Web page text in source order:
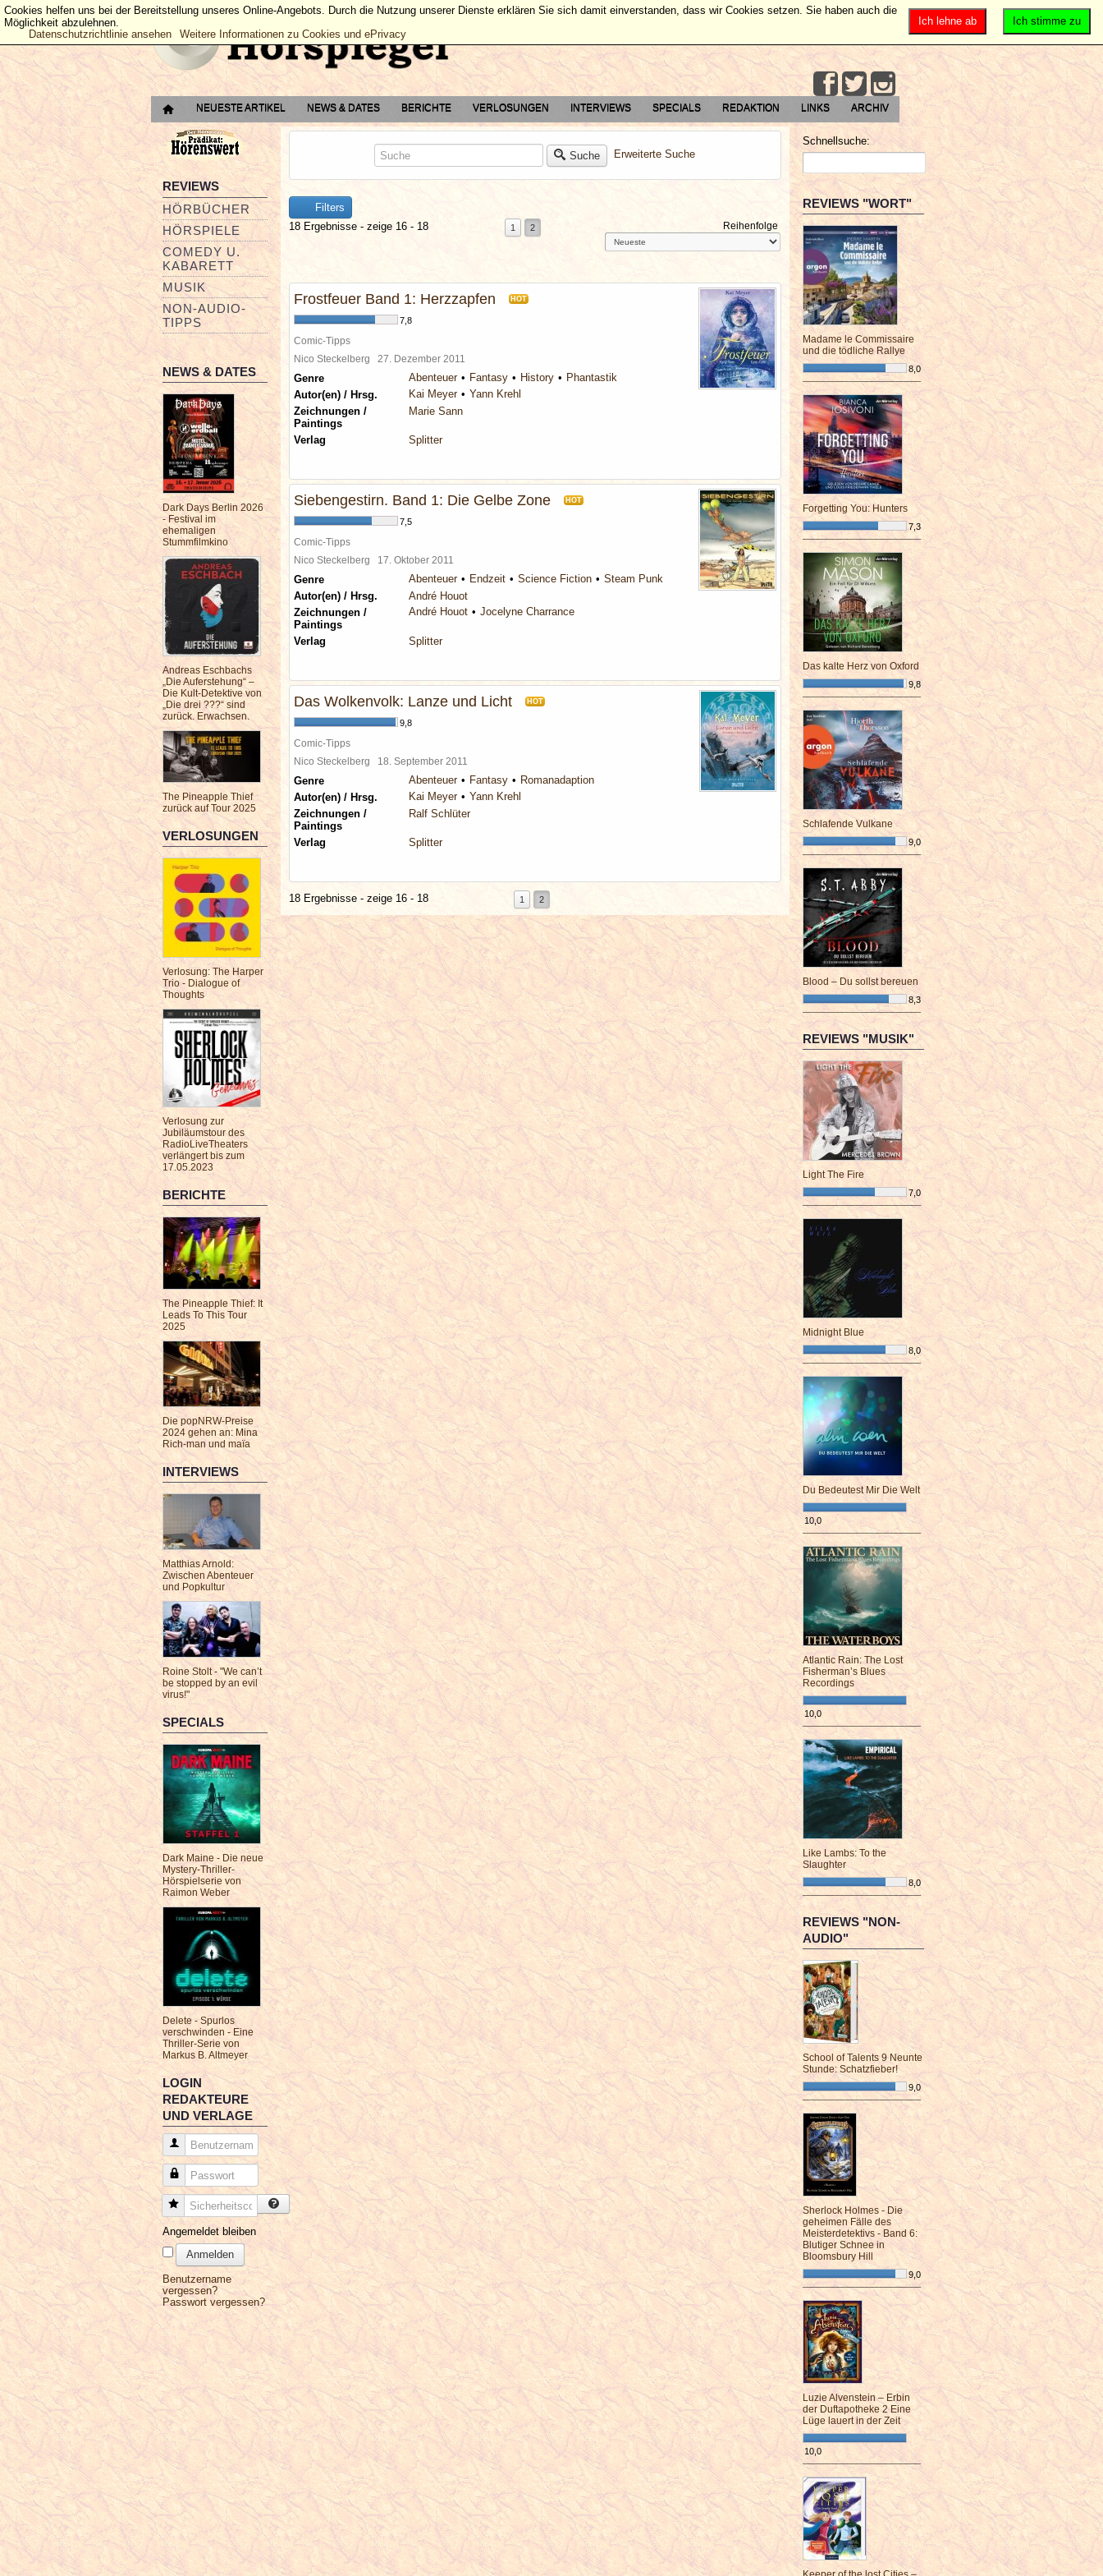
NEUESTE ARTIKEL NEWS & DATES BERICHTE VERLOSUNGEN INTERVIEWS SPECIALS REDAKTION LINKS ARCHIV
REVIEWS
HÖRBÜCHER
HÖRSPIELE
COMEDY U.
KABARETT
MUSIK
NON-AUDIO-
TIPPS
NEWS & DATES
Dark Days Berlin 2026
- Festival im
ehemaligen
Stummfilmkino
Andreas Eschbachs
„Die Auferstehung“ –
Die Kult-Detektive von
„Die drei ???“ sind
zurück. Erwachsen.
The Pineapple Thief
zurück auf Tour 2025
VERLOSUNGEN
Verlosung: The Harper
Trio - Dialogue of
Thoughts
Verlosung zur
Jubiläumstour des
RadioLiveTheaters
verlängert bis zum
17.05.2023
BERICHTE
The Pineapple Thief: It
Leads To This Tour
2025
Die popNRW-Preise
2024 gehen an: Mina
Rich-man und maïa
INTERVIEWS
Matthias Arnold:
Zwischen Abenteuer
und Popkultur
Roine Stolt - "We can’t
be stopped by an evil
virus!"
SPECIALS
Dark Maine - Die neue
Mystery-Thriller-
Hörspielserie von
Raimon Weber
Delete - Spurlos
verschwinden - Eine
Thriller-Serie von
Markus B. Altmeyer
LOGIN
REDAKTEURE
UND VERLAGE
Benutzername
Passwort
Sicherheitscode
Angemeldet bleiben
Anmelden
Benutzername
vergessen?
Passwort vergessen?
Suche Erweiterte Suche
Filters
18 Ergebnisse - zeige 16 - 18
1 2 Reihenfolge
Frostfeuer Band 1: Herzzapfen HOT
7,8
Comic-Tipps
Nico Steckelberg 27. Dezember 2011
Genre Abenteuer Fantasy History
Phantastik
Autor(en) / Hrsg.
Kai Meyer
Yann Krehl
Zeichnungen /
Paintings
Marie Sann
Verlag Splitter
Siebengestirn. Band 1: Die Gelbe Zone HOT
7,5
Comic-Tipps
Nico Steckelberg 17. Oktober 2011
Genre Abenteuer Endzeit Science Fiction
Steam Punk
Autor(en) / Hrsg.
André Houot
Zeichnungen /
Paintings
André Houot Jocelyne Charrance
Verlag Splitter
Das Wolkenvolk: Lanze und Licht HOT
9,8
Comic-Tipps
Nico Steckelberg 18. September 2011
Genre Abenteuer Fantasy
Romanadaption
Autor(en) / Hrsg.
Kai Meyer
Yann Krehl
Zeichnungen /
Paintings
Ralf Schlüter
Verlag Splitter
18 Ergebnisse - zeige 16 - 18 1 2
Schnellsuche:
REVIEWS "WORT"
Madame le Commissaire
und die tödliche Rallye
8,0
¯¯¯¯¯¯¯¯¯¯¯¯¯¯¯¯¯¯¯¯¯¯¯¯
Forgetting You: Hunters
7,3
¯¯¯¯¯¯¯¯¯¯¯¯¯¯¯¯¯¯¯¯¯¯¯¯
Das kalte Herz von Oxford
9,8
¯¯¯¯¯¯¯¯¯¯¯¯¯¯¯¯¯¯¯¯¯¯¯¯
Schlafende Vulkane
9,0
¯¯¯¯¯¯¯¯¯¯¯¯¯¯¯¯¯¯¯¯¯¯¯¯
Blood – Du sollst bereuen
8,3
¯¯¯¯¯¯¯¯¯¯¯¯¯¯¯¯¯¯¯¯¯¯¯¯
REVIEWS "MUSIK"
Light The Fire
7,0
¯¯¯¯¯¯¯¯¯¯¯¯¯¯¯¯¯¯¯¯¯¯¯¯
Midnight Blue
8,0
¯¯¯¯¯¯¯¯¯¯¯¯¯¯¯¯¯¯¯¯¯¯¯¯
Du Bedeutest Mir Die Welt
10,0
¯¯¯¯¯¯¯¯¯¯¯¯¯¯¯¯¯¯¯¯¯¯¯¯
Atlantic Rain: The Lost
Fisherman’s Blues
Recordings
10,0
¯¯¯¯¯¯¯¯¯¯¯¯¯¯¯¯¯¯¯¯¯¯¯¯
Like Lambs: To the
Slaughter
8,0
¯¯¯¯¯¯¯¯¯¯¯¯¯¯¯¯¯¯¯¯¯¯¯¯
REVIEWS "NON-
AUDIO"
School of Talents 9 Neunte
Stunde: Schatzfieber!
9,0
¯¯¯¯¯¯¯¯¯¯¯¯¯¯¯¯¯¯¯¯¯¯¯¯
Sherlock Holmes - Die
geheimen Fälle des
Meisterdetektivs - Band 6:
Blutiger Schnee in
Bloomsbury Hill
9,0
¯¯¯¯¯¯¯¯¯¯¯¯¯¯¯¯¯¯¯¯¯¯¯¯
Luzie Alvenstein – Erbin
der Duftapotheke 2 Eine
Lüge lauert in der Zeit
10,0
¯¯¯¯¯¯¯¯¯¯¯¯¯¯¯¯¯¯¯¯¯¯¯¯
Ich stimme zu
Ich lehne ab
Cookies helfen uns bei der Bereitstellung unseres Online-Angebots. Durch die Nutzung unserer Dienste erklären Sie sich damit einverstanden, dass wir Cookies setzen. Sie haben auch die
Möglichkeit abzulehnen.
Datenschutzrichtlinie ansehen
Weitere Informationen zu Cookies und ePrivacy